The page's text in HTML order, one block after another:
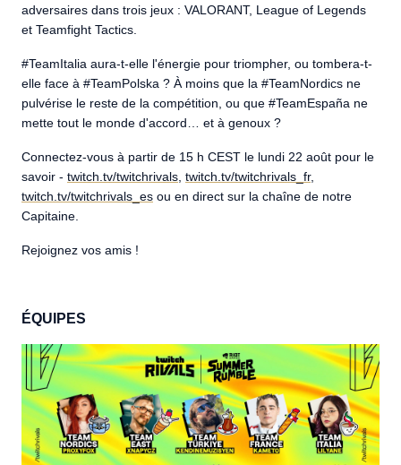
adversaires dans trois jeux : VALORANT, League of Legends
et Teamfight Tactics.
#TeamItalia aura-t-elle l'énergie pour triompher, ou tombera-t-
elle face à #TeamPolska ? À moins que la #TeamNordics ne
pulvérise le reste de la compétition, ou que #TeamEspaña ne
mette tout le monde d'accord… et à genoux ?
Connectez-vous à partir de 15 h CEST le lundi 22 août pour le
savoir - twitch.tv/twitchrivals twitch.tv/twitchrivals_fr,
twitch.tv/twitchrivals_es ou en direct sur la chaîne de notre
Capitaine.
Rejoignez vos amis !
ÉQUIPES